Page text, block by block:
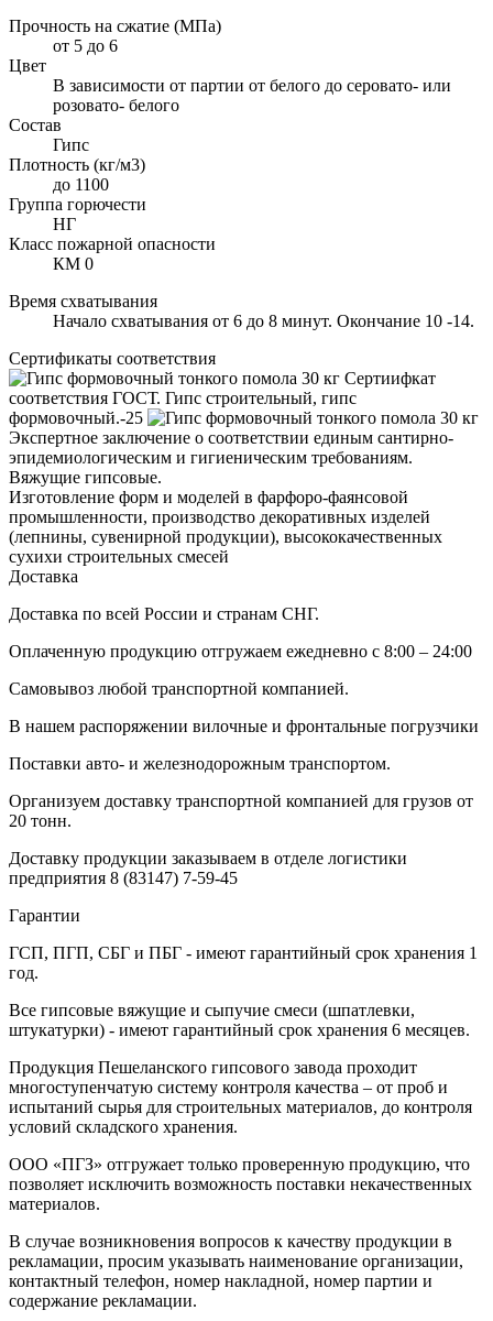
Прочность на сжатие (МПа)
от 5 до 6
Цвет
В зависимости от партии от белого до серовато- или
розовато- белого
Состав
Гипс
Плотность (кг/м3)
до 1100
Группа горючести
НГ
Класс пожарной опасности
КМ 0
Время схватывания
Начало схватывания от 6 до 8 минут. Окончание 10 -14.
Сертификаты соответствия
Сертиифкат
соответствия ГОСТ. Гипс строительный, гипс
формовочный.-25
Экспертное заключение о соответствии единым сантирно-
эпидемиологическим и гигиеническим требованиям.
Вяжущие гипсовые.
Изготовление форм и моделей в фарфоро-фаянсовой
промышленности, производство декоративных изделей
(лепнины, сувенирной продукции), высококачественных
сухихи строительных смесей
Доставка
Доставка по всей России и странам СНГ.
Оплаченную продукцию отгружаем ежедневно с 8:00 – 24:00
Самовывоз любой транспортной компанией.
В нашем распоряжении вилочные и фронтальные погрузчики
Поставки авто- и железнодорожным транспортом.
Организуем доставку транспортной компанией для грузов от
20 тонн.
Доставку продукции заказываем в отделе логистики
предприятия 8 (83147) 7-59-45
Гарантии
ГСП, ПГП, СБГ и ПБГ - имеют гарантийный срок хранения 1
год.
Все гипсовые вяжущие и сыпучие смеси (шпатлевки,
штукатурки) - имеют гарантийный срок хранения 6 месяцев.
Продукция Пешеланского гипсового завода проходит
многоступенчатую систему контроля качества – от проб и
испытаний сырья для строительных материалов, до контроля
условий складского хранения.
ООО «ПГЗ» отгружает только проверенную продукцию, что
позволяет исключить возможность поставки некачественных
материалов.
В случае возникновения вопросов к качеству продукции в
рекламации, просим указывать наименование организации,
контактный телефон, номер накладной, номер партии и
содержание рекламации.